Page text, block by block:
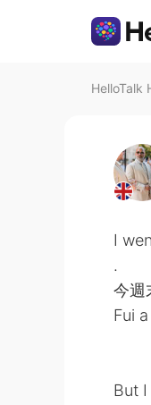
HelloTalk
I
.
今週
Fui
But